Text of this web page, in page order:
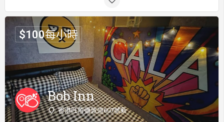
Bob Inn
香港旺角彌敦道607號新
$100每小時